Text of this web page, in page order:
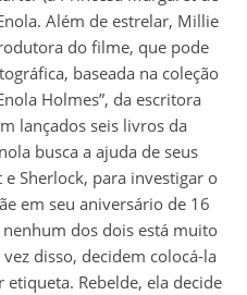
Além de estrelar, Millie
do filme, que pode
baseada na coleção
Holmes”, da escritora
lançados seis livros da
busca a ajuda de seus
Sherlock, para investigar o
em seu aniversário de 16
dos dois está muito
disso, decidem colocá-la
Rebelde, ela decide